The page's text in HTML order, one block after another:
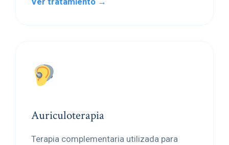
Auriculoterapia
Terapia complementaria utilizada para